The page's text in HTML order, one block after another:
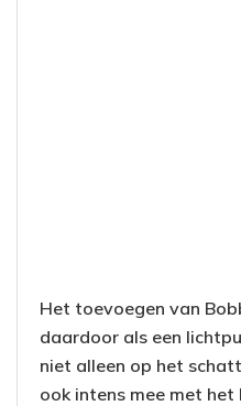
Het toevoegen van
daardoor als een
niet alleen op het
ook intens mee met